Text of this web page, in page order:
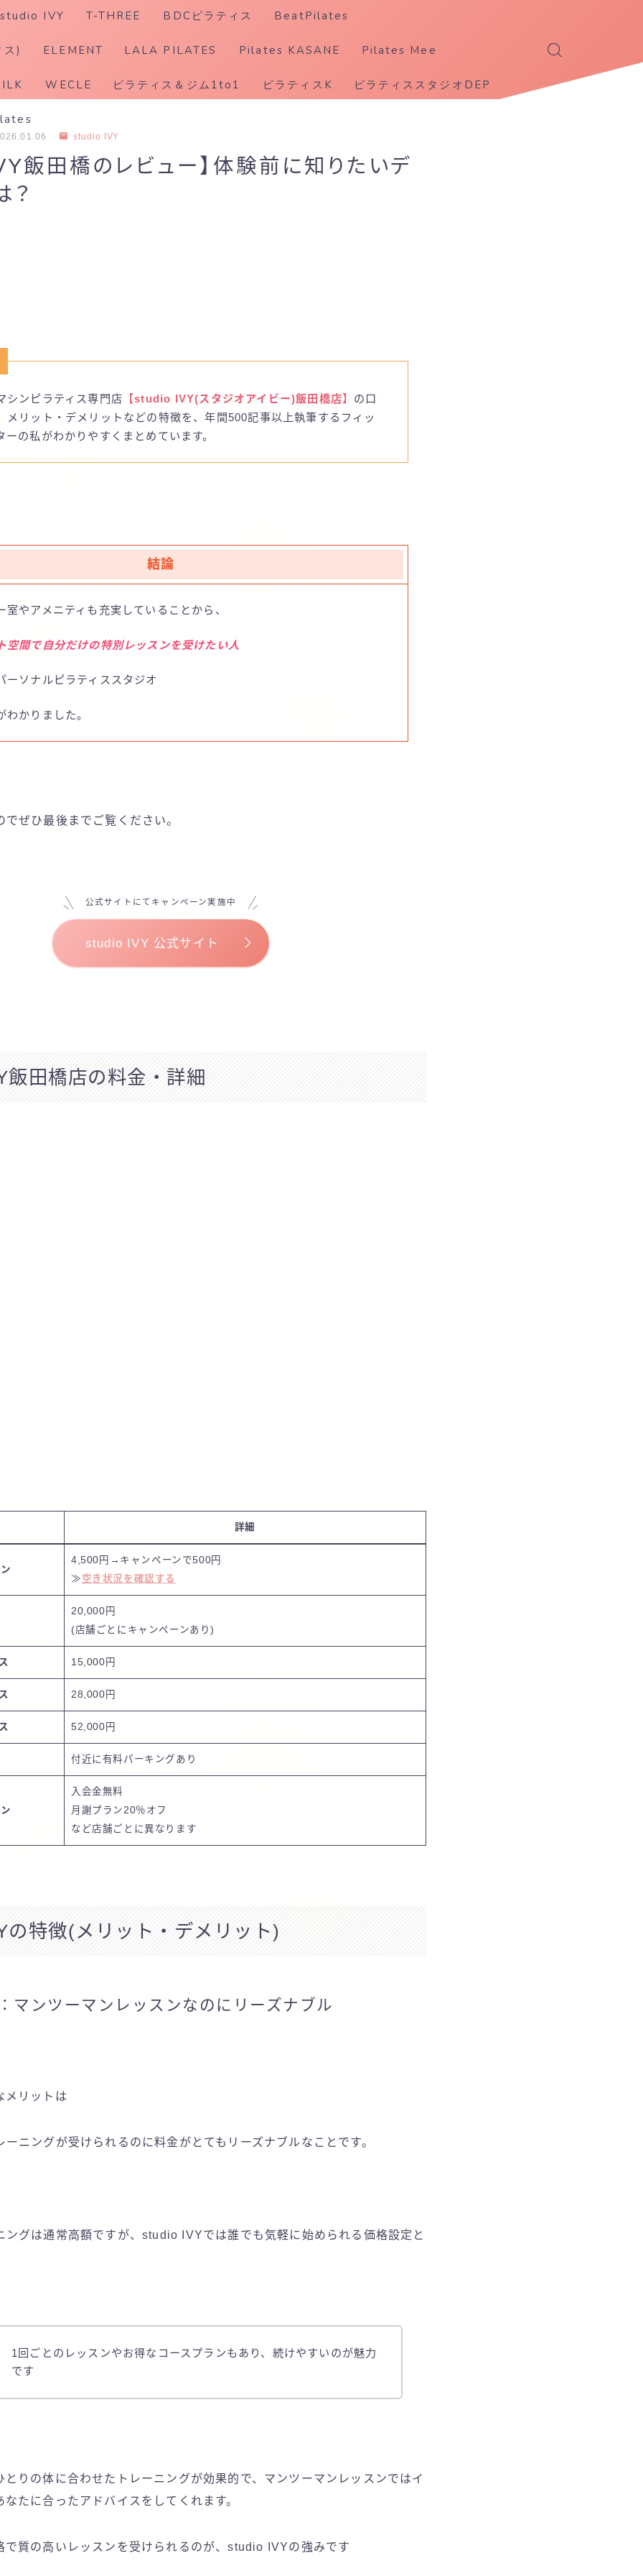
ホットピラティス
studio IVY T-THREE BDCピラティス BeatPilates
) ELEMENT LALA PILATES Pilates KASANE Pilates Mee
WECLE ピラティス＆ジム1to1 ピラティスK ピラティススタジオDEP
studio IVY
飯田橋のレビュー】体験前に知りたいデ
？
シンピラティス専門店 【studio IVY(スタジオアイビー)飯田橋店】 の口
メリット・デメリットなどの特徴を、年間500記事以上執筆するフィッ
ーの私がわかりやすくまとめています。
結論
室やアメニティも充実していることから、
空間で自分だけの特別レッスンを受けたい人
ーソナルピラティススタジオ
わかりました。
ぜひ最後までご覧ください。
公式サイトにてキャンペーン実施中
studio IVY 公式サイト
田橋店の料金・詳細
詳細
4,500円→ キャンペーンで500円
≫ 空き状況を確認する
20,000円
(店舗ごとにキャンペーンあり)
15,000円
28,000円
52,000円
付近に有料パーキングあり
入会金無料
月謝プラン20％オフ
など店舗ごとに異なります
特徴(メリット・デメリット)
マンツーマンレッスンなのにリーズナブル
リットは
ーニングが受けられるのに料金がとてもリーズナブルなことです。
ングは通常高額ですが、studio IVYでは誰でも気軽に始められる価格設定と
1回ごとのレッスンやお得なコースプランもあり、続けやすいのが魅力
です
とりの体に合わせたトレーニングが効果的で、マンツーマンレッスンではイ
なたに合ったアドバイスをしてくれます。
で質の高いレッスンを受けられるのが、studio IVYの強みです